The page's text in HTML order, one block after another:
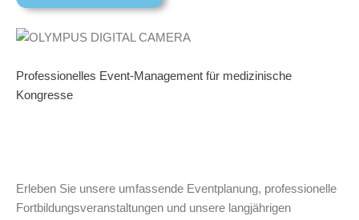
Professionelles Event-Management für medizinische
Kongresse
Erleben Sie unsere umfassende Eventplanung, professionelle
Fortbildungsveranstaltungen und unsere langjährigen